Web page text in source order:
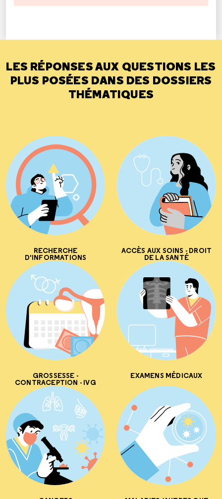
LES RÉPONSES AUX QUESTIONS LES
PLUS POSÉES DANS DES DOSSIERS
THÉMATIQUES
RECHERCHE
D'INFORMATIONS
ACCÈS AUX SOINS - DROIT
DE LA SANTÉ
GROSSESSE -
CONTRACEPTION - IVG
EXAMENS MÉDICAUX